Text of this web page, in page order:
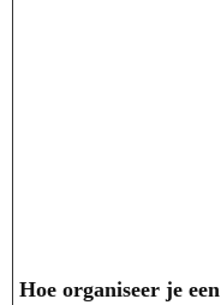
Hoe organiseer je